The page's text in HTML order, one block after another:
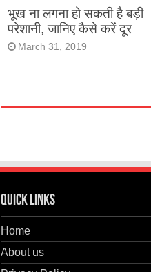
भूख ना लगना हो सकती है बड़ी
परेशानी, जानिए कैसे करें दूर
March 31, 2019
Quick Links
Home
About us